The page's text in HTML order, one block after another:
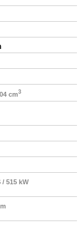
cm3
/ 515 kW